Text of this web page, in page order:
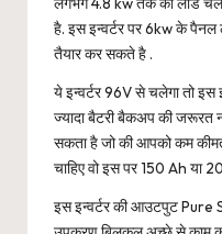
है. इस इन्वर्टर पर 6kw के पैनल
तैयार कर सकते है .
ये इन्वर्टर 96V से चलेगा तो इस
ज्यादा बैटरी बैकअप की जरूरत
सकता है जो की आपको कम
चाहिए वो इस पर 150 Ah या
इस इन्वर्टर की आउटपुट